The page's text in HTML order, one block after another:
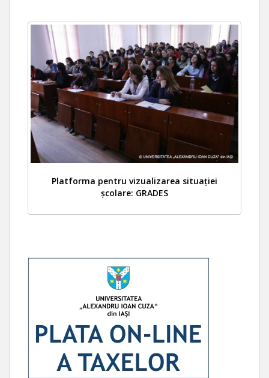
Platforma pentru vizualizarea situației
școlare: GRADES